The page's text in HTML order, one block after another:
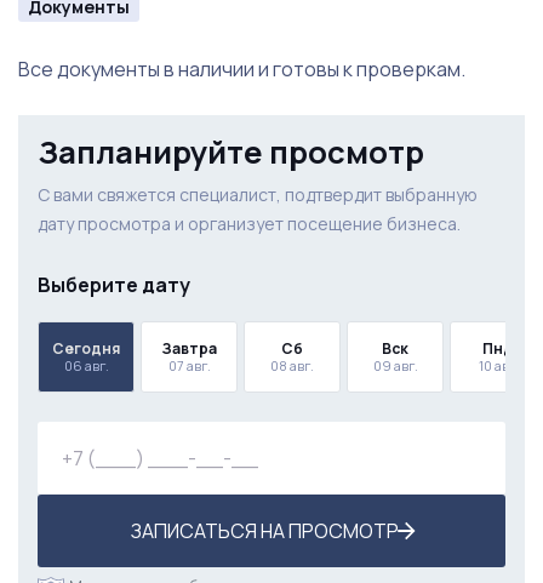
Лампы
Машинки
Документы
Все документы в наличии и готовы к проверкам.
Запланируйте просмотр
С вами свяжется специалист, подтвердит выбранную
дату просмотра и организует посещение бизнеса.
Выберите дату
Сегодня
06 авг.
Завтра
07 авг.
Сб
08 авг.
Вск
09 авг.
Пнд
10 авг.
ЗАПИСАТЬСЯ НА ПРОСМОТР